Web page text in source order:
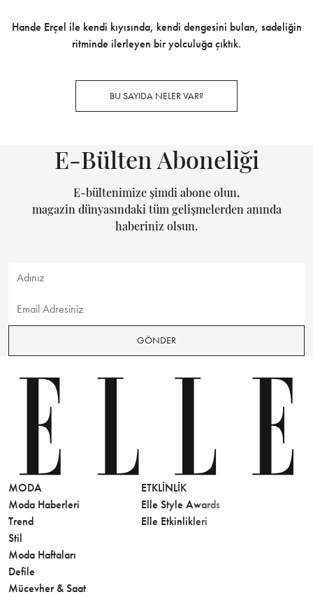
Hande Erçel ile kendi kıyısında, kendi dengesini bulan, sadeliğin
ritminde ilerleyen bir yolculuğa çıktık.
BU SAYIDA NELER VAR?
E-Bülten Aboneliği
E-bültenimize şimdi abone olun,
magazin dünyasındaki tüm gelişmelerden anında
haberiniz olsun.
GÖNDER
MODA
Moda Haberleri
Trend
Stil
Moda Haftaları
Defile
Mücevher & Saat
ETKLINLIK
Elle Style Awards
Elle Etkinlikleri